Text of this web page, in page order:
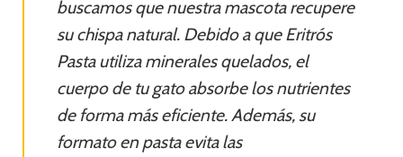
buscamos que nuestra mascota recupere
su chispa natural. Debido a que Eritrós
Pasta utiliza minerales quelados, el
cuerpo de tu gato absorbe los nutrientes
de forma más eficiente. Además, su
formato en pasta evita las